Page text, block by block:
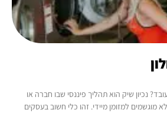
נכיון שיק הוא תהליך פיננסי שבו חברה או
מוגשמים למזומן מיידי. זהו כלי חשוב בעסקים